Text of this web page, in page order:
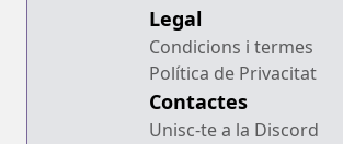
Legal
Condicions i termes
Política de Privacitat
Contactes
Unisc-te a la Discord